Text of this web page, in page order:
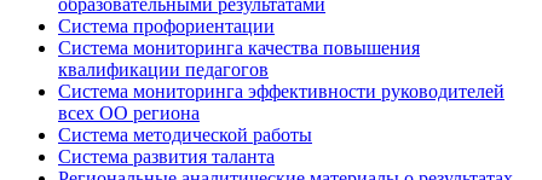
образовательными результатами
Система профориентации
Система мониторинга качества повышения
квалификации педагогов
Система мониторинга эффективности руководителей
всех ОО региона
Система методической работы
Система развития таланта